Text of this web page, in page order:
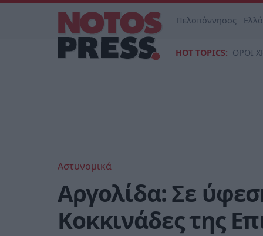
Πελοπόννησος
HOT TOPICS: ΟΡΟΙ
Αστυνομικά
Αργολίδα: Σε
Κοκκινάδες της